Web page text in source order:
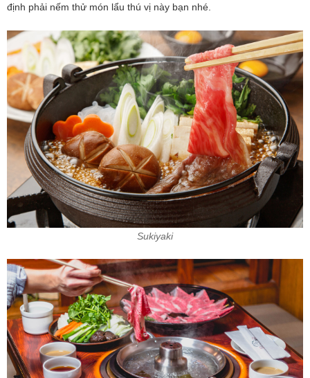
định phải nếm thử món lẩu thú vị này bạn nhé.
Sukiyaki